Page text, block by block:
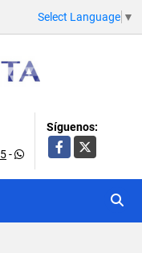
Select Language ▼
-
Síguenos:
Facebook
X